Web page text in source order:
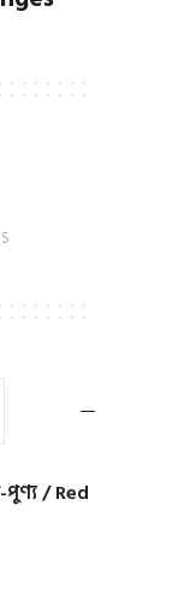
পুণ্য / Red